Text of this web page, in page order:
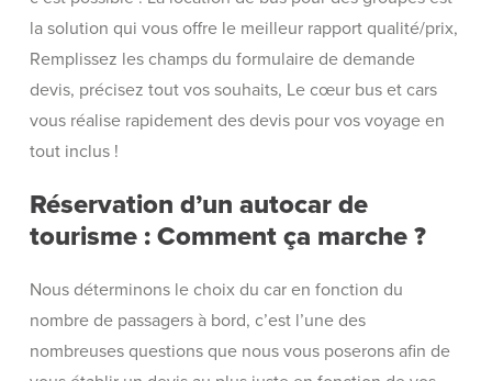
la solution qui vous offre le meilleur rapport qualité/prix,
Remplissez les champs du formulaire de demande
devis, précisez tout vos souhaits, Le cœur bus et cars
vous réalise rapidement des devis pour vos voyage en
tout inclus !
Réservation d’un autocar de
tourisme : Comment ça marche ?
Nous déterminons le choix du car en fonction du
nombre de passagers à bord, c’est l’une des
nombreuses questions que nous vous poserons afin de